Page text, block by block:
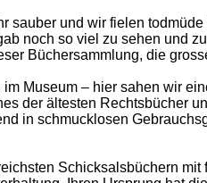
sauber und wir fielen
noch so viel zu sehen und
Büchersammlung, die
Museum – hier sahen wir
der ältesten Rechtsbücher
in schmucklosen
Schicksalsbüchern